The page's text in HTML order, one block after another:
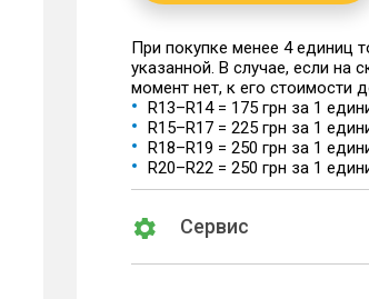
При покупке менее 4 единиц
указанной. В случае, если на
момент нет, к его стоимости
R13–R14 = 175 грн за 1
R15–R17 = 225 грн за 1
R18–R19 = 250 грн за 1
R20–R22 = 250 грн за 1
Сервис